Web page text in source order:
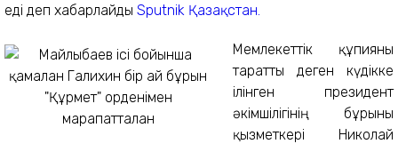
еді деп хабарлайды Sputnik Қазақстан.
Мемлекеттік құпияны
таратты деген күдікке
ілінген президент
әкімшілігінің бұрынғы
қызметкері Николай